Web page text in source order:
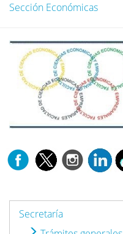
Sección Económicas
Secretaría